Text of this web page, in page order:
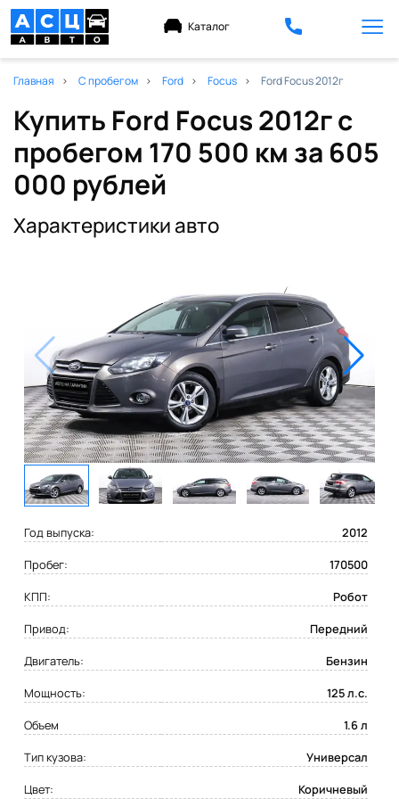
Каталог
Главная С пробегом Ford Focus Ford Focus 2012г
Купить Ford Focus 2012г с
пробегом 170 500 км за 605
000 рублей
Характеристики авто
Год выпуска:
2012
Пробег:
170500
КПП:
Робот
Привод:
Передний
Двигатель:
Бензин
Мощность:
125 л.с.
Объем
1.6 л
Тип кузова:
Универсал
Цвет:
Коричневый